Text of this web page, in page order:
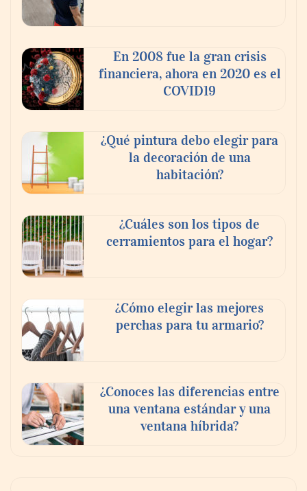
‘El ransomware se puede vencer. No
Ricardo Palacio EscobarEn 2008 fue la gran crisis
financiera, ahora en 2020 es el
COVID19
¿Qué pintura debo elegir para
la decoración de una
habitación?
¿Cuáles son los tipos de
cerramientos para el hogar?
¿Cómo elegir las mejores
perchas para tu armario?
¿Conoces las diferencias entre
una ventana estándar y una
ventana híbrida?